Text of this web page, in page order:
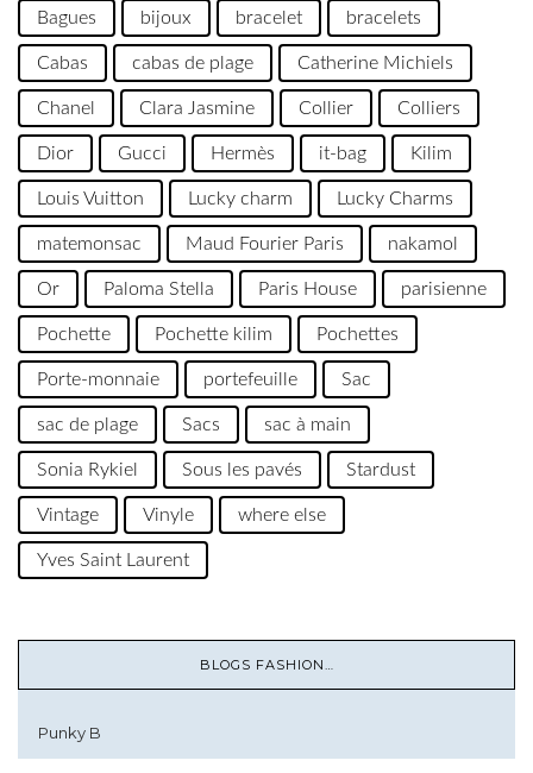
Bagues bijoux bracelet bracelets
Cabas cabas de plage Catherine Michiels
Chanel Clara Jasmine Collier Colliers
Dior Gucci Hermès it-bag Kilim
Louis Vuitton Lucky charm Lucky Charms
matemonsac Maud Fourier Paris nakamol
Or Paloma Stella Paris House parisienne
Pochette Pochette kilim Pochettes
Porte-monnaie portefeuille Sac
sac de plage Sacs sac à main
Sonia Rykiel Sous les pavés Stardust
Vintage Vinyle where else
Yves Saint Laurent
BLOGS FASHION…
Punky B